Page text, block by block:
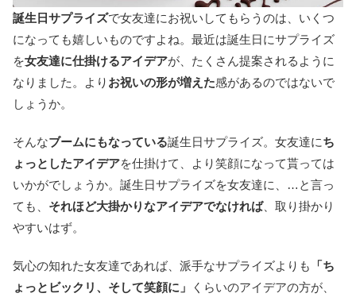
誕生日サプライズで女友達にお祝いしてもらうのは、いくつ
になっても嬉しいものですよね。最近は誕生日にサプライズ
を女友達に仕掛けるアイデアが、たくさん提案されるように
なりました。より お祝いの形が増えた感があるのではないで
しょうか。
そんなブームにもなっている誕生日サプライズ。女友達にち
ょっとしたアイデアを仕掛けて、より笑顔になって貰っては
いかがでしょうか。誕生日サプライズを女友達に、…と言っ
ても、 それほど大掛かりなアイデアでなければ、取り掛かり
やすいはず。
気心の知れた女友達であれば、派手なサプライズよりも
「ち
ょっとビックリ、そして笑顔に」
くらいのアイデアの方が、